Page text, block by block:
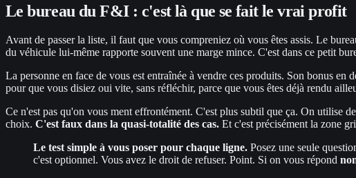
Le bureau du F&I : c'est là que se fait le vrai profit
Avant de passer la liste, il faut que vous compreniez où vous êtes assis. Le
du véhicule lui-même rapporte souvent une marge mince. C'est dans ce petit
La personne en face de vous est entraînée à vendre ces produits. Son bonus
pour que vous disiez oui vite, sans réfléchir, parce que vous êtes déjà rendu
Ce n'est pas qu'on vous ment effrontément. C'est plus subtil que ça. On
choix. C'est faux dans la quasi-totalité des cas. Et c'est précisément la zone
Le test simple à vous poser pour chaque ligne. Posez une seule
c'est optionnel. Vous avez le droit de refuser. Point. Si on vous répond